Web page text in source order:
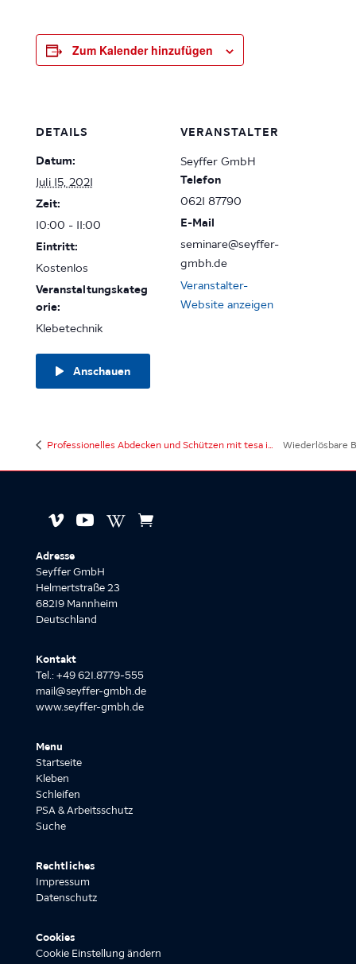
Zum Kalender hinzufügen
DETAILS
Datum:
Juli 15, 2021
Zeit:
10:00 - 11:00
Eintritt:
Kostenlos
Veranstaltungskateg
orie:
Klebetechnik
Anschauen
VERANSTALTER
Seyffer GmbH
Telefon
0621 87790
E-Mail
seminare@seyffer-
gmbh.de
Veranstalter-
Website anzeigen
Professionelles Abdecken und Schützen mit tesa in der Industrie – Live-Seminar Wiederlösbare
   
Adresse
Seyffer GmbH
Helmertstraße 23
68219 Mannheim
Deutschland
Kontakt
Tel.: +49 621.8779-555
mail@seyffer-gmbh.de
www.seyffer-gmbh.de
Menu
Startseite
Kleben
Schleifen
PSA & Arbeitsschutz
Suche
Rechtliches
Impressum
Datenschutz
Cookies
Cookie Einstellung ändern